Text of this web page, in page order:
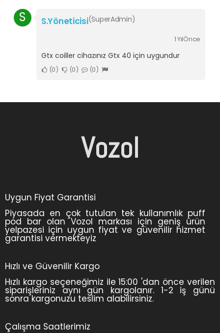
S S.Yöneticisi(SuperAdmin)
1 YılÖnce
Gtx coiller cihazınız Gtx 40 için uygundur
0 0 0
Vozol
Uygun Fiyat Garantisi
Piyasada en çok tutulan tek kullanımlık puff
pod bar olan Vozol markası için geniş ürün
yelpazesi için uygun fiyat ve güvenilir hizmet
garantisi vermekteyiz
Hızlı ve Güvenilir Kargo
Hızlı kargo seçeneğimiz ile 15:00 'dan önce verilen
siparişleriniz aynı gün kargolanır. 1-2 iş günü
sonra kargonuzu teslim alabilirsiniz.
Çalışma Saatlerimiz